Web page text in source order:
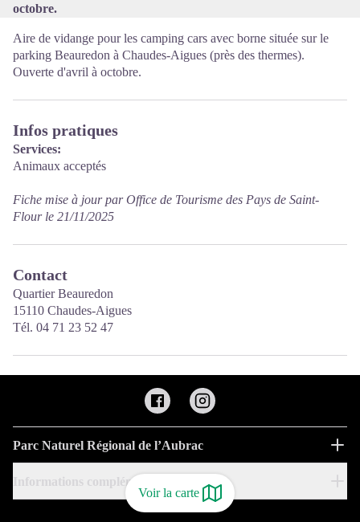
Voir la carte
octobre.
Aire de vidange pour les camping cars avec borne située sur le
parking Beauredon à Chaudes-Aigues (près des thermes).
Ouverte d'avril à octobre.
Infos pratiques
Services:
Animaux acceptés
Fiche mise à jour par Office de Tourisme des Pays de Saint-
Flour le 21/11/2025
Contact
Quartier Beauredon
15110 Chaudes-Aigues
Tél. 04 71 23 52 47
Parc Naturel Régional de l’Aubrac
Informations complémentaires